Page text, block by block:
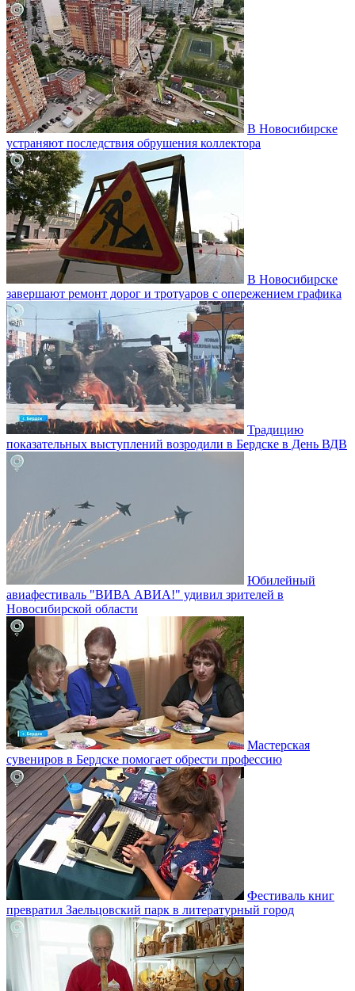
В Новосибирске
устраняют последствия обрушения коллектора
В Новосибирске
завершают ремонт дорог и тротуаров с опережением графика
Традицию
показательных выступлений возродили в Бердске в День ВДВ
Юбилейный
авиафестиваль "ВИВА АВИА!" удивил зрителей в
Новосибирской области
Мастерская
сувениров в Бердске помогает обрести профессию
Фестиваль книг
превратил Заельцовский парк в литературный город